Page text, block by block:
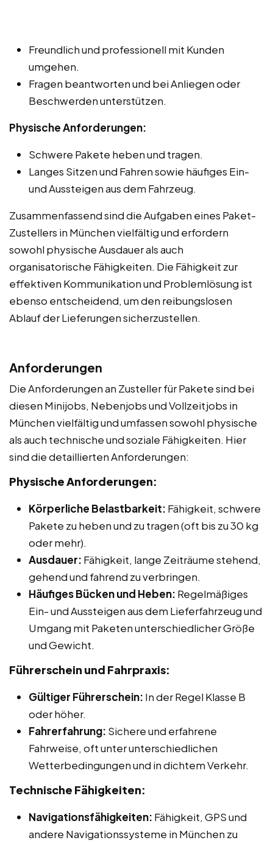
Freundlich und professionell mit Kunden
umgehen.
Fragen beantworten und bei Anliegen oder
Beschwerden unterstützen.
Physische Anforderungen:
Schwere Pakete heben und tragen.
Langes Sitzen und Fahren sowie häufiges Ein-
und Aussteigen aus dem Fahrzeug.
Zusammenfassend sind die Aufgaben eines Paket-
Zustellers in München vielfältig und erfordern
sowohl physische Ausdauer als auch
organisatorische Fähigkeiten. Die Fähigkeit zur
effektiven Kommunikation und Problemlösung ist
ebenso entscheidend, um den reibungslosen
Ablauf der Lieferungen sicherzustellen.
Anforderungen
Die Anforderungen an Zusteller für Pakete sind bei
diesen Minijobs, Nebenjobs und Vollzeitjobs in
München vielfältig und umfassen sowohl physische
als auch technische und soziale Fähigkeiten. Hier
sind die detaillierten Anforderungen:
Physische Anforderungen:
Körperliche Belastbarkeit: Fähigkeit, schwere
Pakete zu heben und zu tragen (oft bis zu 30 kg
oder mehr).
Ausdauer: Fähigkeit, lange Zeiträume stehend,
gehend und fahrend zu verbringen.
Häufiges Bücken und Heben: Regelmäßiges
Ein- und Aussteigen aus dem Lieferfahrzeug und
Umgang mit Paketen unterschiedlicher Größe
und Gewicht.
Führerschein und Fahrpraxis:
Gültiger Führerschein: In der Regel Klasse B
oder höher.
Fahrerfahrung: Sichere und erfahrene
Fahrweise, oft unter unterschiedlichen
Wetterbedingungen und in dichtem Verkehr.
Technische Fähigkeiten:
Navigationsfähigkeiten: Fähigkeit, GPS und
andere Navigationssysteme in München zu